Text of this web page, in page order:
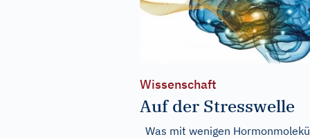
Wissenschaft
Auf der Stresswelle
Was mit wenigen